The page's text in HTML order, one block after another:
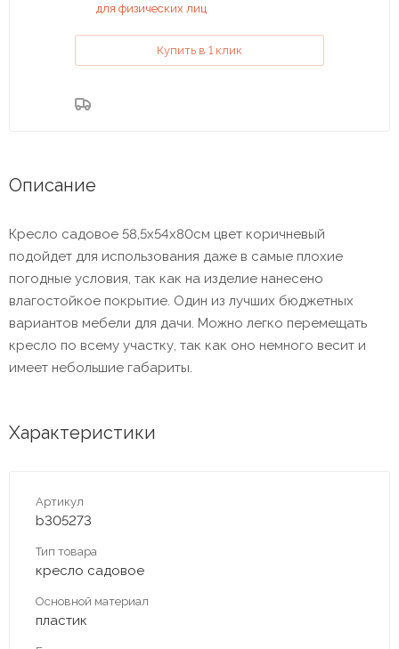
для физических лиц
Купить в 1 клик
Описание
Кресло садовое 58,5х54х80см цвет коричневый
подойдет для использования даже в самые плохие
погодные условия, так как на изделие нанесено
влагостойкое покрытие. Один из лучших бюджетных
вариантов мебели для дачи. Можно легко перемещать
кресло по всему участку, так как оно немного весит и
имеет небольшие габариты.
Характеристики
Артикул
b305273
Тип товара
кресло садовое
Основной материал
пластик